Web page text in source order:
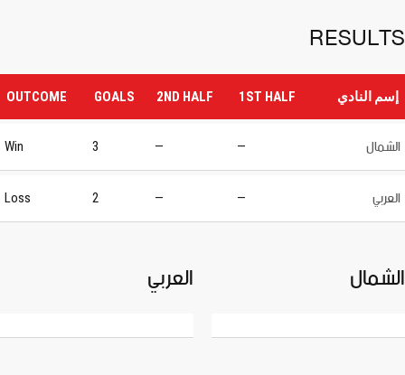
RESULTS
إسم النادي 1ST HALF
2ND HALF
GOALS
OUTCOME
الشمال —
—
3
Win
العربي —
—
2
Loss
الشمال العربي